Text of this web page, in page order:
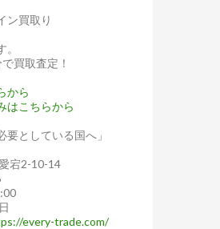
ン買取り
買取査定！
から
はこちらから
要としている国へ」
宕2-10-14
every-trade.com/